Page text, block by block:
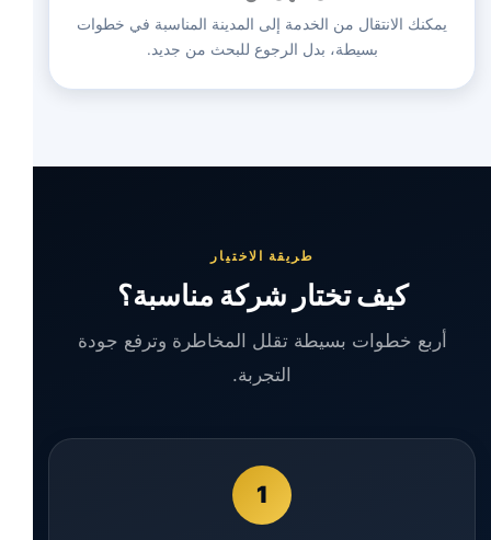
يمكنك الانتقال من الخدمة إلى المدينة المناسبة في خطوات
بسيطة، بدل الرجوع للبحث من جديد.
طريقة الاختيار
كيف تختار شركة مناسبة؟
أربع خطوات بسيطة تقلل المخاطرة وترفع جودة
التجربة.
1